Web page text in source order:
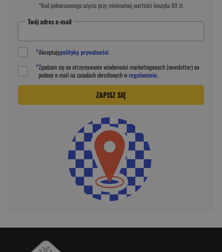
*Kod jednorazowego użycia przy minimalnej wartości koszyka 89 zł.
Twój adres e-mail
*Akceptujępolitykę prywatności
*Zgadzam się na otrzymywanie wiadomości marketingowych (newsletter) na
podanye-mail na zasadach określonych wregulaminie.
ZAPISZ SIĘ